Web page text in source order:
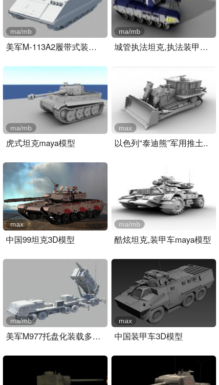
美军M-113A2履带式装甲输送..
ma/mb
城管执法坦克,执法装甲车m..
ma/mb
虎式坦克maya模型
ma/mb
以色列“泰迪熊”军用推土..
max
中国99坦克3D模型
max
酷炫坦克,装甲车maya模型
ma/mb
美军M977托盘化装载多管火..
ma/mb
中国装甲车3D模型
max